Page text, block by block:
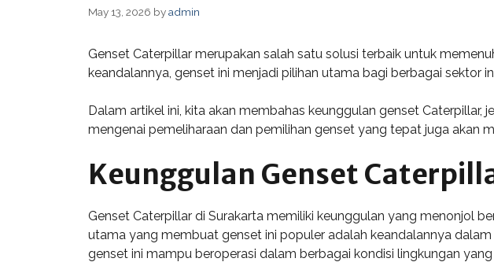
May 13, 2026 byadmin
Genset Caterpillar merupakan salah satu solusi terbaik untuk
keandalannya, genset ini menjadi pilihan utama bagi berbagai sektor
Dalam artikel ini, kita akan membahas keunggulan genset
mengenai pemeliharaan dan pemilihan genset yang tepat juga akan
Keunggulan Genset
Genset Caterpillar di Surakarta memiliki keunggulan yang menonjol
utama yang membuat genset ini populer adalah keandalannya
genset ini mampu beroperasi dalam berbagai kondisi lingkungan yang